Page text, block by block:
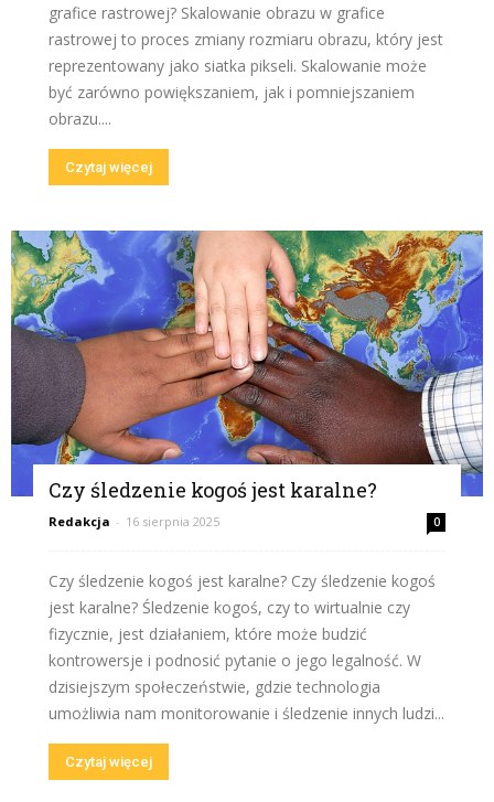
grafice rastrowej? Skalowanie obrazu w grafice
rastrowej to proces zmiany rozmiaru obrazu, który jest
reprezentowany jako siatka pikseli. Skalowanie może
być zarówno powiększaniem, jak i pomniejszaniem
obrazu....
Czytaj więcej
Czy śledzenie kogoś jest karalne?
Redakcja - 16 sierpnia 2025 0
Czy śledzenie kogoś jest karalne? Czy śledzenie kogoś
jest karalne? Śledzenie kogoś, czy to wirtualnie czy
fizycznie, jest działaniem, które może budzić
kontrowersje i podnosić pytanie o jego legalność. W
dzisiejszym społeczeństwie, gdzie technologia
umożliwia nam monitorowanie i śledzenie innych ludzi...
Czytaj więcej